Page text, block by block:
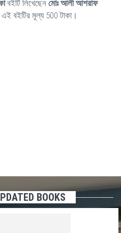
বইটি লিখেছেন মোঃ আলী আশরাফ
এই বইটির মূল্য 500 টাকা।
BOOKS